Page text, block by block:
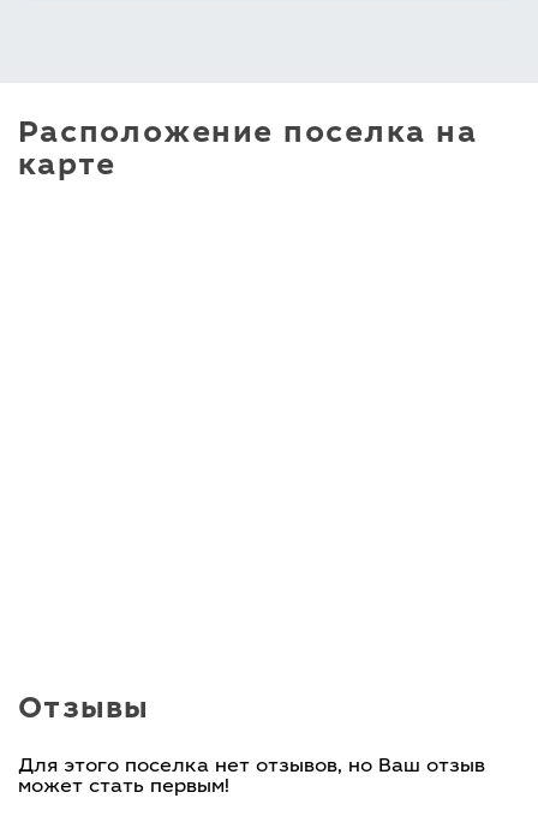
Расположение поселка на
карте
Отзывы
Для этого поселка нет отзывов, но Ваш отзыв
может стать первым!